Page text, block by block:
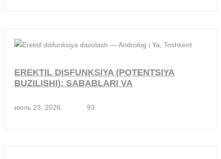
EREKTIL DISFUNKSIYA (POTENTSIYA
BUZILISHI): SABABLARI VA
июль 23, 2026. 93